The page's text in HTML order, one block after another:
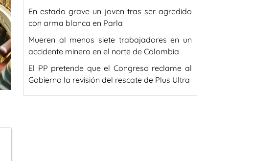
En estado grave un joven tras ser agredido
con arma blanca en Parla
Mueren al menos siete trabajadores en un
accidente minero en el norte de Colombia
El PP pretende que el Congreso reclame al
Gobierno la revisión del rescate de Plus Ultra